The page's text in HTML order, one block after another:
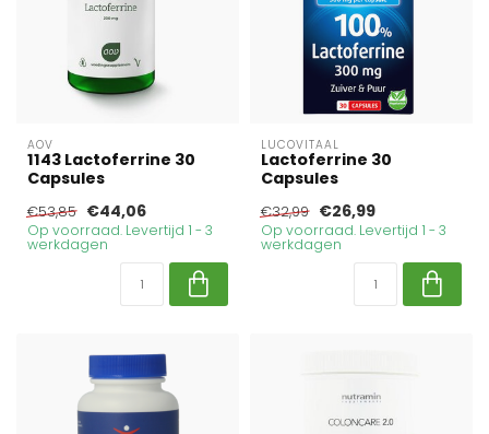
AOV
1143 Lactoferrine 30
Capsules
€53,85 €44,06
Op voorraad. Levertijd 1 - 3
werkdagen
LUCOVITAAL
Lactoferrine 30
Capsules
€32,99 €26,99
Op voorraad. Levertijd 1 - 3
werkdagen